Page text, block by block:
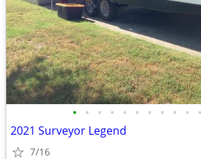
• • • • • • • • • • •
2021 Surveyor Legend
7/16